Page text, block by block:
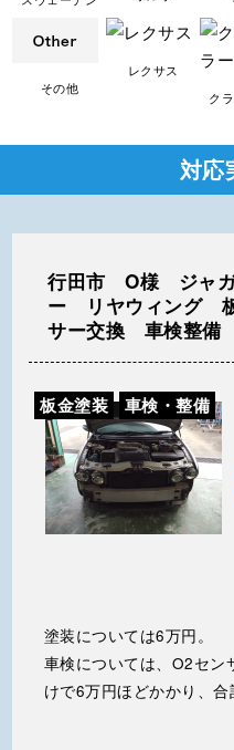
その他
レクサス
ク
対応
行田市 O様 ジャ
ー リヤウィング
サー交換 車検整備
板金塗装 車検・整備
塗装については6万円。
車検については、O2セン
けで6万円ほどかかり、合